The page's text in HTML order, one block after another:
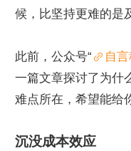
候，比坚持更难的是
此前，公众号“ 自
一篇文章探讨了为什
难点所在，希望能给
沉没成本效应